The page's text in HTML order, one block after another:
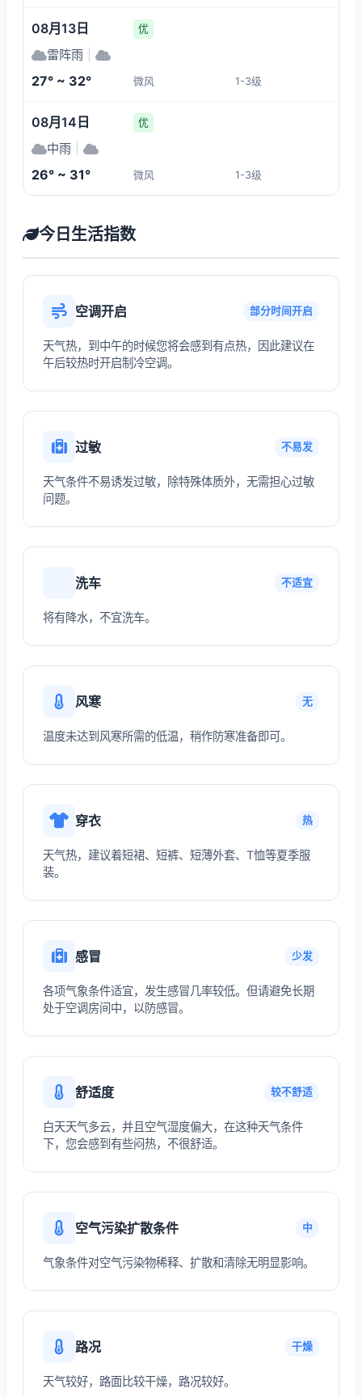
08月13日 优
雷阵雨
27° ~ 32° 微风 1-3级
08月14日 优
中雨
26° ~ 31° 微风 1-3级
今日生活指数
空调开启 部分时间开启
天气热，到中午的时候您将会感到有点热，因此建议在
午后较热时开启制冷空调。
过敏 不易发
天气条件不易诱发过敏，除特殊体质外，无需担心过敏
问题。
洗车 不适宜
将有降水，不宜洗车。
风寒 无
温度未达到风寒所需的低温，稍作防寒准备即可。
穿衣 热
天气热，建议着短裙、短裤、短薄外套、T恤等夏季服
装。
感冒 少发
各项气象条件适宜，发生感冒几率较低。但请避免长期
处于空调房间中，以防感冒。
舒适度 较不舒适
白天天气多云，并且空气湿度偏大，在这种天气条件
下，您会感到有些闷热，不很舒适。
空气污染扩散条件 中
气象条件对空气污染物稀释、扩散和清除无明显影响。
路况 干燥
天气较好，路面比较干燥，路况较好。